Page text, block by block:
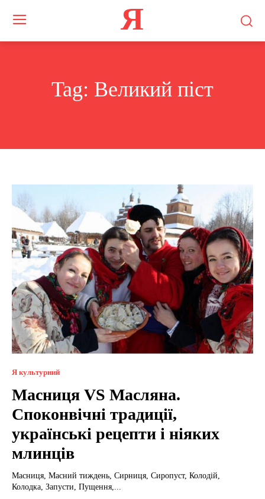
Я
Tag: Великий піст
Я культурний
Масниця VS Масляна.
Споконвічні традиції,
українські рецепти і ніяких
млинців
Масниця, Масний тиждень, Сирниця, Сиропуст, Колодій,
Колодка, Запусти, Пущення,...